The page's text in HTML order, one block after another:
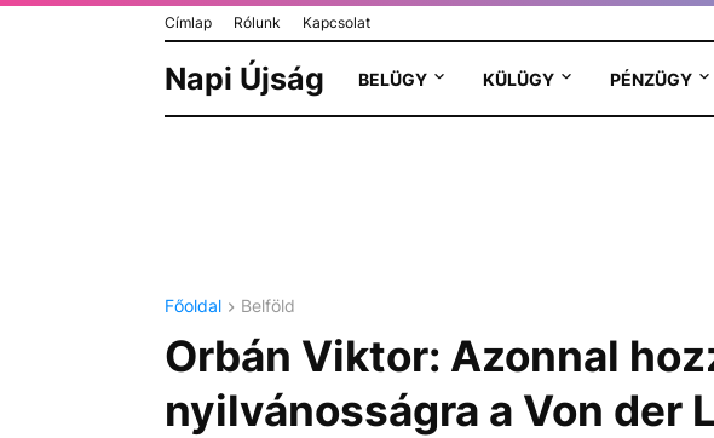
Címlap Rólunk Kapcsolat
Napi Újság BELÜGY KÜLÜGY PÉNZÜGY
Főoldal Belföld
Orbán Viktor: Azonnal
nyilvánosságra a Von der